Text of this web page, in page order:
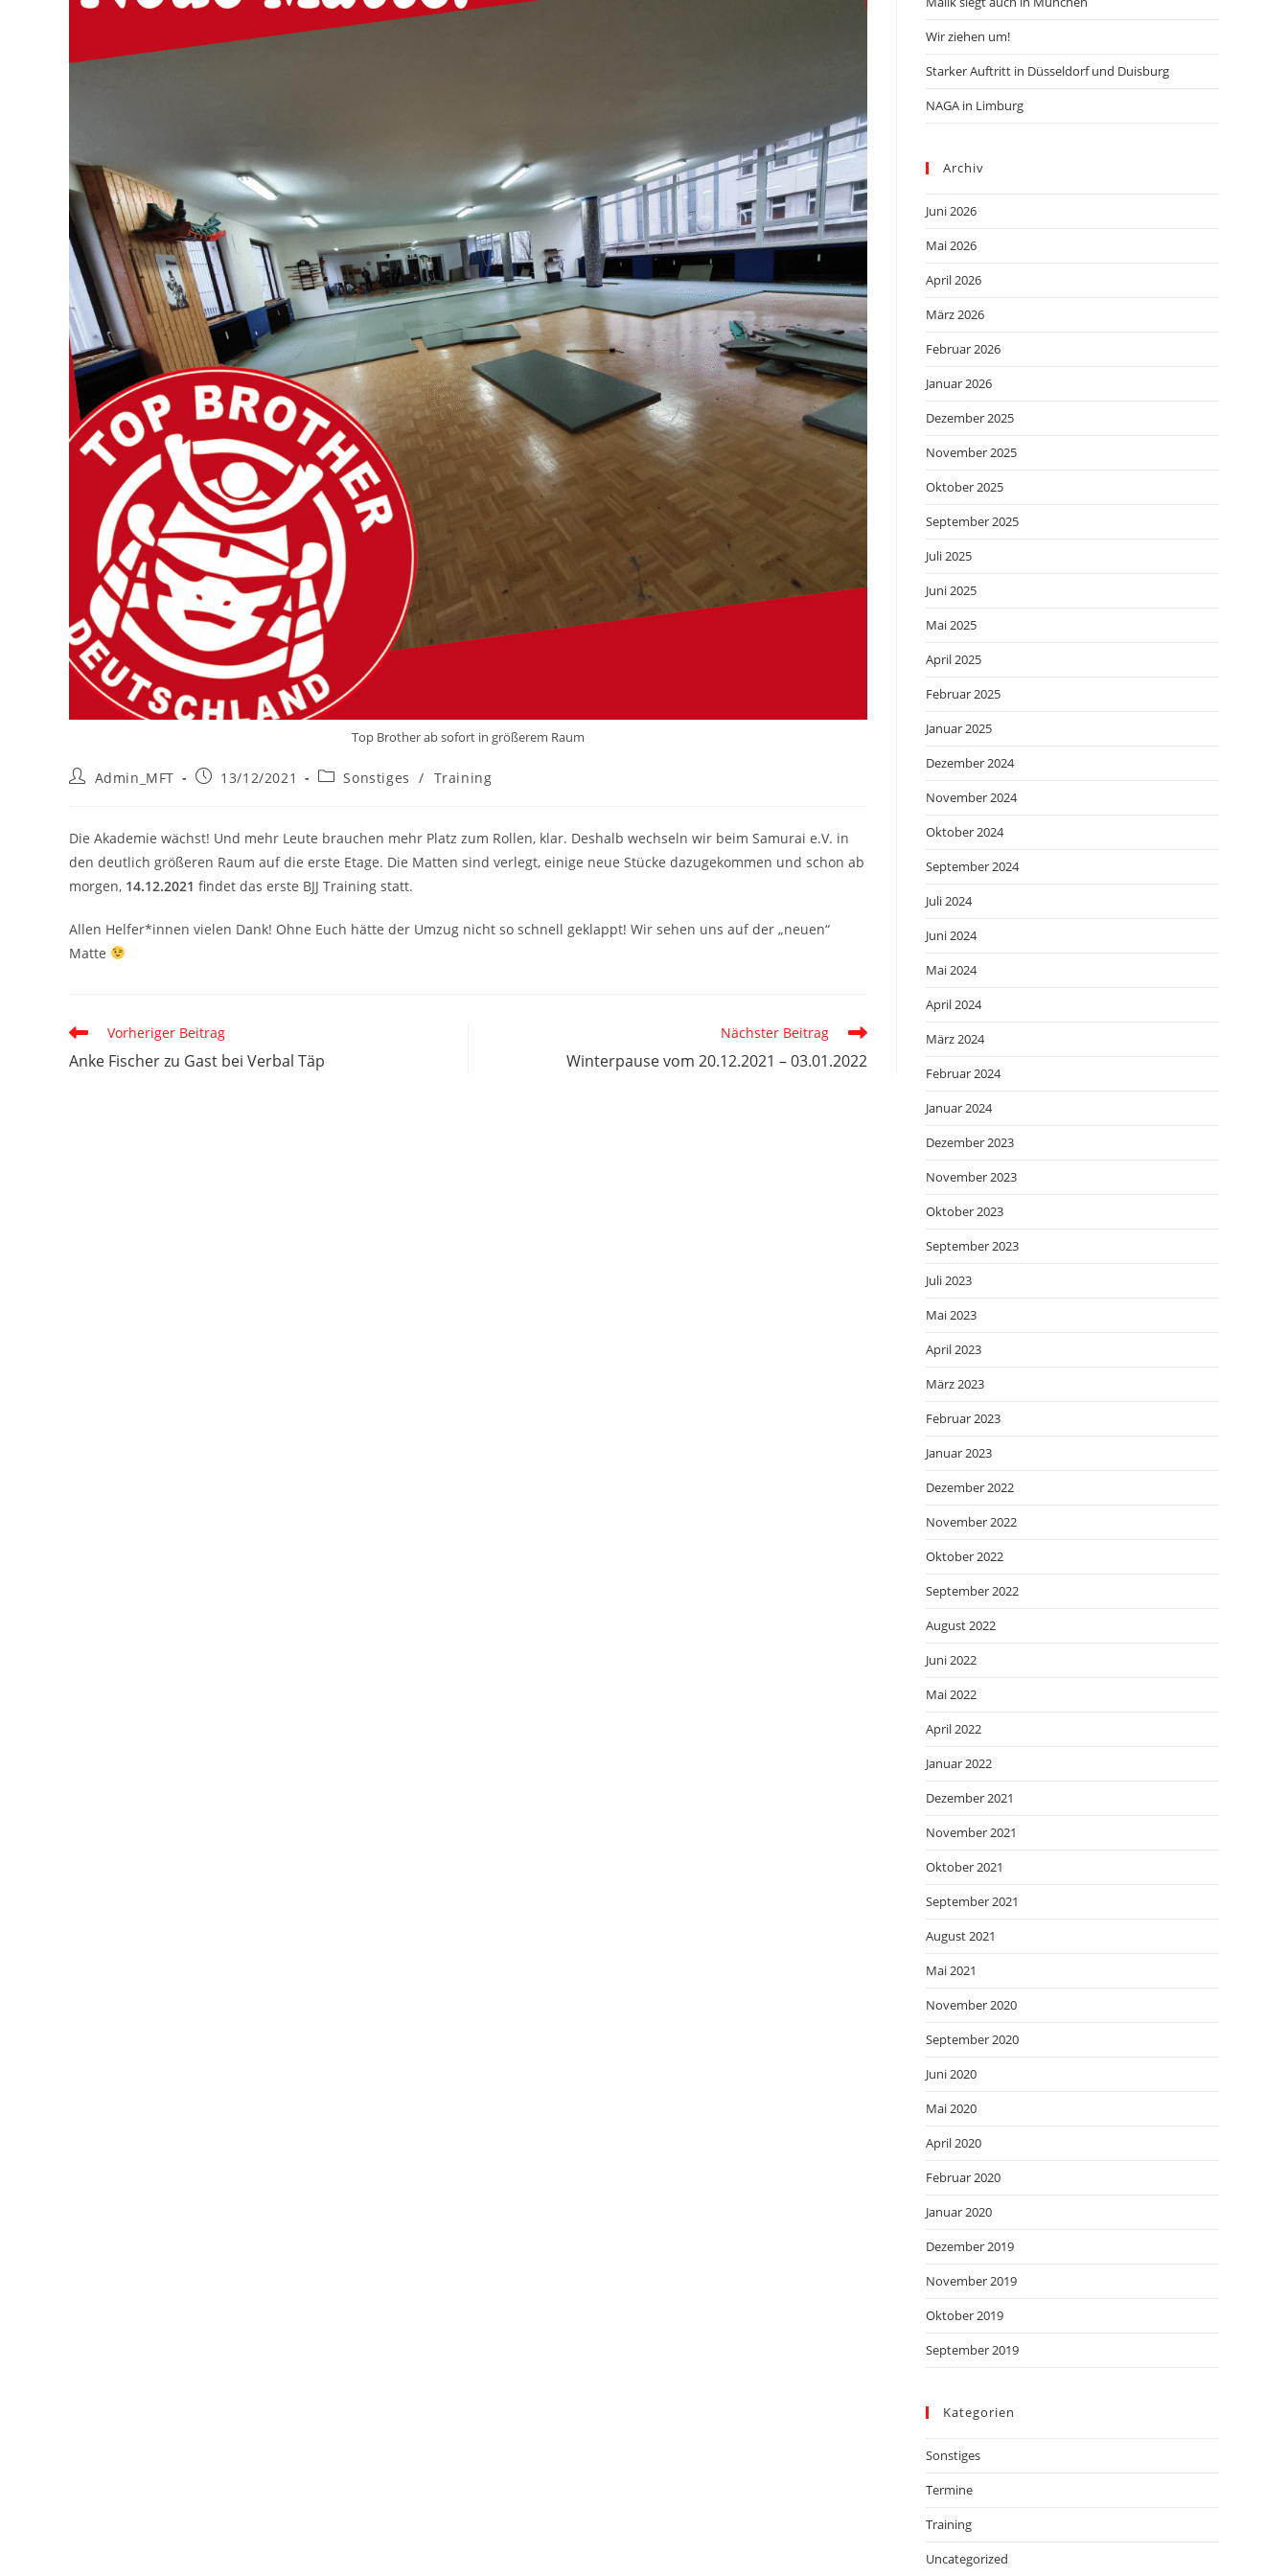
Top Brother ab sofort in größerem Raum
Beitrags-
Admin_MFT
Beitrag13/12/2021
Beitrags-
Sonstiges / Training
Die Akademie wächst! Und mehr Leute brauchen mehr Platz zum Rollen, klar. Deshalb wechseln wir beim Samurai e.V. in
den deutlich größeren Raum auf die erste Etage. Die Matten sind verlegt, einige neue Stücke dazugekommen und schon ab
morgen, 14.12.2021 findet das erste BJJ Training statt.
Allen Helfer*innen vielen Dank! Ohne Euch hätte der Umzug nicht so schnell geklappt! Wir sehen uns auf der „neuen“
Matte
Weitere
ansehen
Vorheriger Beitrag
Anke Fischer zu Gast bei Verbal Täp
Nächster Beitrag
Winterpause vom 20.12.2021 – 03.01.2022
Wir ziehen um!
Starker Auftritt in Düsseldorf und Duisburg
NAGA in Limburg
Archiv
Juni 2026
Mai 2026
April 2026
März 2026
Februar 2026
Januar 2026
Dezember 2025
November 2025
Oktober 2025
September 2025
Juli 2025
Juni 2025
Mai 2025
April 2025
Februar 2025
Januar 2025
Dezember 2024
November 2024
Oktober 2024
September 2024
Juli 2024
Juni 2024
Mai 2024
April 2024
März 2024
Februar 2024
Januar 2024
Dezember 2023
November 2023
Oktober 2023
September 2023
Juli 2023
Mai 2023
April 2023
März 2023
Februar 2023
Januar 2023
Dezember 2022
November 2022
Oktober 2022
September 2022
August 2022
Juni 2022
Mai 2022
April 2022
Januar 2022
Dezember 2021
November 2021
Oktober 2021
September 2021
August 2021
Mai 2021
November 2020
September 2020
Juni 2020
Mai 2020
April 2020
Februar 2020
Januar 2020
Dezember 2019
November 2019
Oktober 2019
September 2019
Kategorien
Sonstiges
Termine
Training
Uncategorized